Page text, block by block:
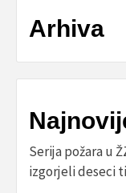
Arhiva
Serija požara u
izgorjeli deseci